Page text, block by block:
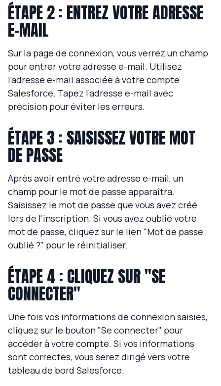
ÉTAPE 2 : ENTREZ VOTRE ADRESSE
E-MAIL
Sur la page de connexion, vous verrez un champ
pour entrer votre adresse e-mail. Utilisez
l’adresse e-mail associée à votre compte
Salesforce. Tapez l’adresse e-mail avec
précision pour éviter les erreurs.
ÉTAPE 3 : SAISISSEZ VOTRE MOT
DE PASSE
Après avoir entré votre adresse e-mail, un
champ pour le mot de passe apparaîtra.
Saisissez le mot de passe que vous avez créé
lors de l'inscription. Si vous avez oublié votre
mot de passe, cliquez sur le lien "Mot de passe
oublié ?" pour le réinitialiser.
ÉTAPE 4 : CLIQUEZ SUR "SE
CONNECTER"
Une fois vos informations de connexion saisies,
cliquez sur le bouton "Se connecter" pour
accéder à votre compte. Si vos informations
sont correctes, vous serez dirigé vers votre
tableau de bord Salesforce.